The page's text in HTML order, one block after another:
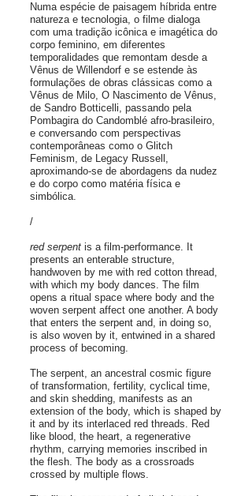
Numa espécie de paisagem híbrida entre
natureza e tecnologia, o filme dialoga
com uma tradição icônica e imagética do
corpo feminino, em diferentes
temporalidades que remontam desde a
Vênus de Willendorf e se estende às
formulações de obras clássicas como a
Vênus de Milo, O Nascimento de Vênus,
de Sandro Botticelli, passando pela
Pombagira do Candomblé afro-brasileiro,
e conversando com perspectivas
contemporâneas como o Glitch
Feminism, de Legacy Russell,
aproximando-se de abordagens da nudez
e do corpo como matéria física e
simbólica.
/
red serpent is a film-performance. It
presents an enterable structure,
handwoven by me with red cotton thread,
with which my body dances. The film
opens a ritual space where body and the
woven serpent affect one another. A body
that enters the serpent and, in doing so,
is also woven by it, entwined in a shared
process of becoming.
The serpent, an ancestral cosmic figure
of transformation, fertility, cyclical time,
and skin shedding, manifests as an
extension of the body, which is shaped by
it and by its interlaced red threads. Red
like blood, the heart, a regenerative
rhythm, carrying memories inscribed in
the flesh. The body as a crossroads
crossed by multiple flows.